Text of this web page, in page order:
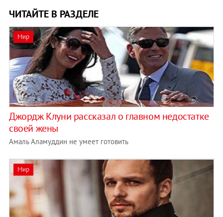
ЧИТАЙТЕ В РАЗДЕЛЕ
Мир
Джордж Клуни рассказал о главном недостатке
своей жены
Амаль Аламуддин не умеет готовить
Мир